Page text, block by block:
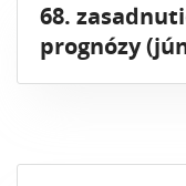
68.
prognózy